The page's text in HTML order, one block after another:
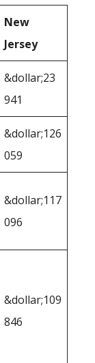
New
Jersey
&dollar;23
941
&dollar;126
059
&dollar;117
096
&dollar;109
846